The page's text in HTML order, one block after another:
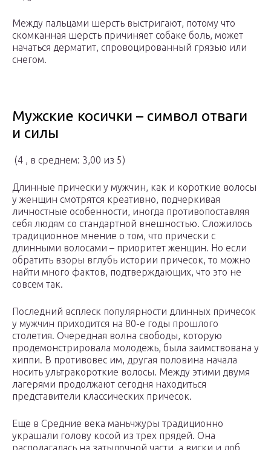
Между пальцами шерсть выстригают, потому что
скомканная шерсть причиняет собаке боль, может
начаться дерматит, спровоцированный грязью или
снегом.
Мужские косички – символ отваги
и силы
(4 , в среднем: 3,00 из 5)
Длинные прически у мужчин, как и короткие волосы
у женщин смотрятся креативно, подчеркивая
личностные особенности, иногда противопоставляя
себя людям со стандартной внешностью. Сложилось
традиционное мнение о том, что прически с
длинными волосами – приоритет женщин. Но если
обратить взоры вглубь истории причесок, то можно
найти много фактов, подтверждающих, что это не
совсем так.
Последний всплеск популярности длинных причесок
у мужчин приходится на 80-е годы прошлого
столетия. Очередная волна свободы, которую
продемонстрировала молодежь, была заимствована у
хиппи. В противовес им, другая половина начала
носить ультракороткие волосы. Между этими двумя
лагерями продолжают сегодня находиться
представители классических причесок.
Еще в Средние века маньчжуры традиционно
украшали голову косой из трех прядей. Она
располагалась на затылочной части, а виски и лоб